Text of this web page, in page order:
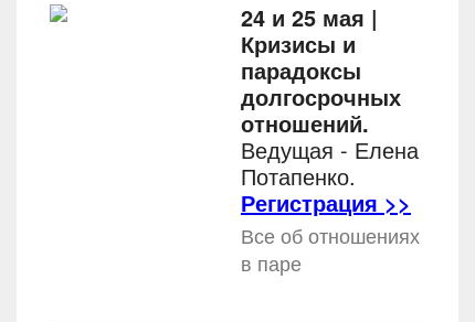
24 и 25 мая |
Кризисы и
парадоксы
долгосрочных
отношений.
Ведущая - Елена
Потапенко.
Регистрация >>
Все об отношениях
в паре